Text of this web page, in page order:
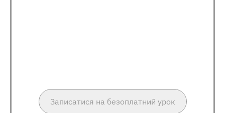
Записатися на безоплатний урок